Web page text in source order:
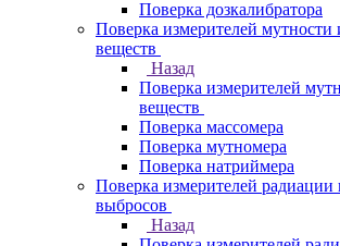
Поверка дозкалибратора
Поверка измерителей мутности
веществ
Назад
Поверка измерителей
веществ
Поверка массомера
Поверка мутномера
Поверка натриймера
Поверка измерителей
выбросов
Назад